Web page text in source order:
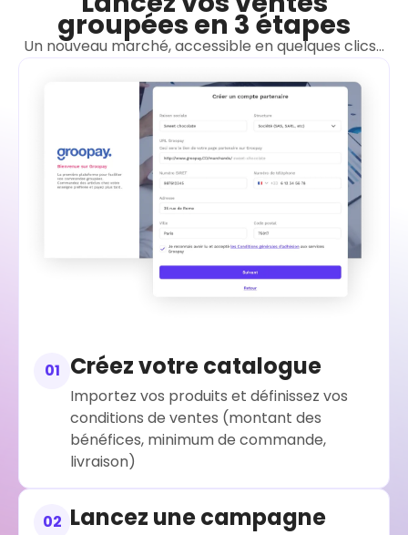
groupées en 3 étapes
Un nouveau marché, accessible en quelques clics...
01 Créez votre catalogue
Importez vos produits et définissez vos
conditions de ventes (montant des
bénéfices, minimum de commande,
livraison)
02 Lancez une campagne